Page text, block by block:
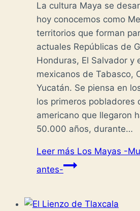
La cultura Maya se
hoy conocemos como
territorios que forman
actuales Repúblicas de
Honduras, El Salvador y
mexicanos de Tabasco,
Yucatán. Se piensa en
los primeros pobladores
americano que llegaron
50.000 años, durante…
Leer más Los Mayas -
antes-